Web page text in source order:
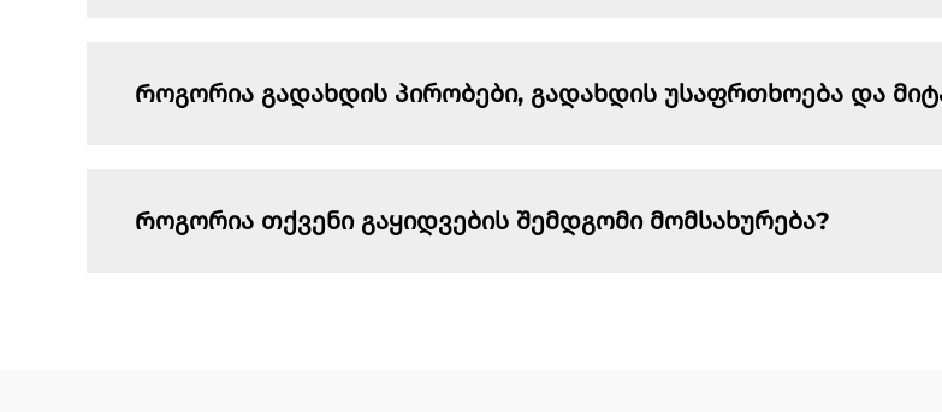
Როგორია გადახდის პირობები, გადახდის უსაფრთხოება და
Როგორია თქვენი გაყიდვების შემდგომი მომსახურება?